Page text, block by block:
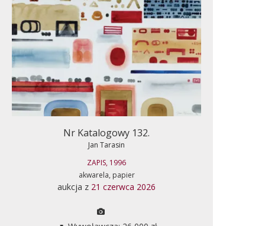
Nr Katalogowy 132.
Jan Tarasin
ZAPIS, 1996
akwarela, papier
aukcja z 21 czerwca 2026